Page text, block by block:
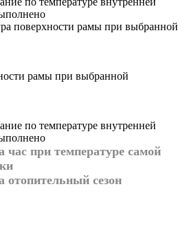
поверхности рамы при выбранной
рамы при выбранной
по температуре внутренней
час при температуре самой
отопительный сезон